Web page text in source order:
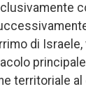
di Israele,
territoriale al